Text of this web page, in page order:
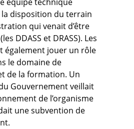
disposition du terrain
qui venait d’être
DDASS et DRASS). Les
également jouer un rôle
le domaine de
de la formation. Un
Gouvernement veillait
de l’organisme
une subvention de